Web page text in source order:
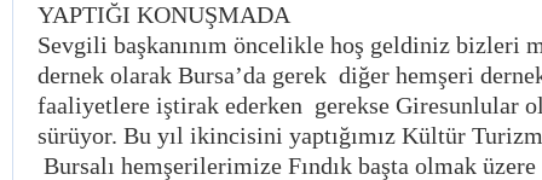
YAPTIĞI KONUŞMADA
Sevgili başkanınım öncelikle hoş geldiniz bizleri
dernek olarak Bursa’da gerek diğer hemşeri
faaliyetlere iştirak ederken gerekse Giresunlular
sürüyor. Bu yıl ikincisini yaptığımız Kültür
Bursalı hemşerilerimize Fındık başta olmak